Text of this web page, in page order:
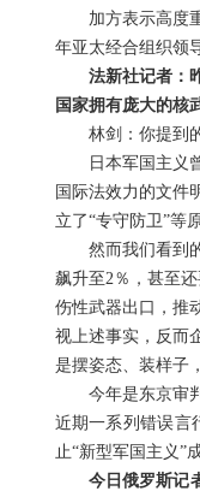
加方表示高度
年亚太经合组织领
法新社记者：
国家拥有庞大的核
林剑：你提到
日本军国主义
国际法效力的文件
立了“专守防卫”等
然而我们看到
飙升至2％，甚至
伤性武器出口，推
视上述事实，反而
是摆姿态、装样子
今年是东京审
近期一系列错误言
止“新型军国主义”
今日俄罗斯记